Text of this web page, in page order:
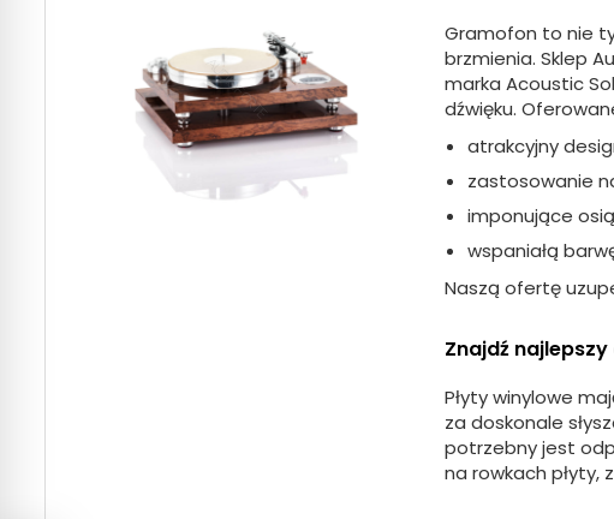
Gramofon to nie
brzmienia. Sklep
marka Acoustic
dźwięku.
atrakcyjny
zastosowanie
imponujące
wspaniałą
Naszą ofertę
Znajdź
Płyty winylowe
za doskonale
potrzebny jest
na rowkach płyty,